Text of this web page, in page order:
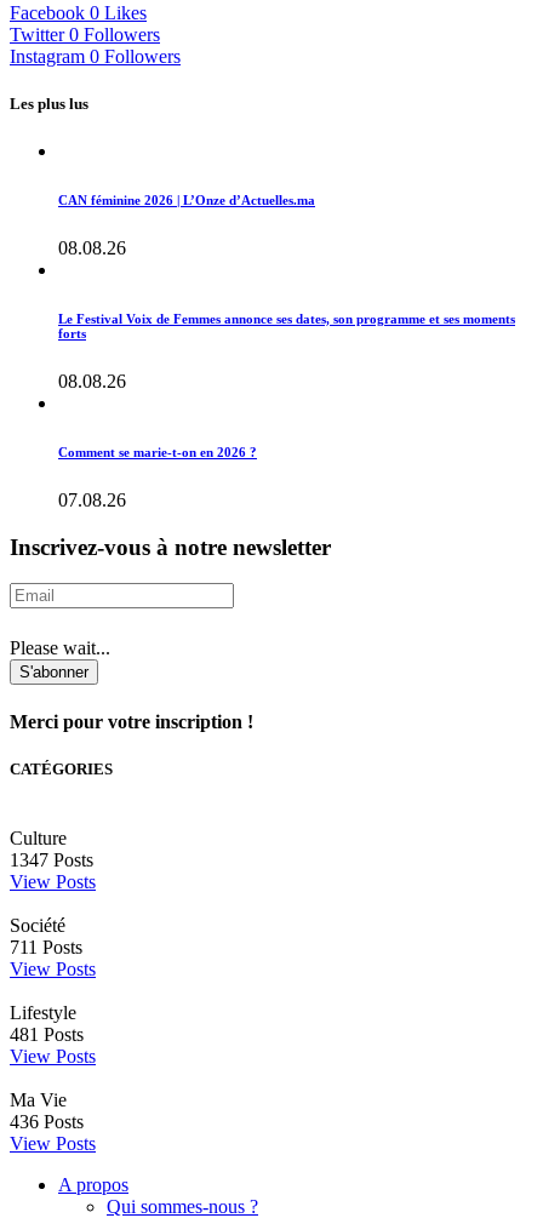
Facebook 0 Likes
Twitter 0 Followers
Instagram 0 Followers
Les plus lus
CAN féminine 2026 | L’Onze d’Actuelles.ma
08.08.26
Le Festival Voix de Femmes annonce ses dates, son programme et ses moments
forts
08.08.26
Comment se marie-t-on en 2026 ?
07.08.26
Inscrivez-vous à notre newsletter
Please wait...
S'abonner
Merci pour votre inscription !
CATÉGORIES
Culture
1347 Posts
View Posts
Société
711 Posts
View Posts
Lifestyle
481 Posts
View Posts
Ma Vie
436 Posts
View Posts
A propos
Qui sommes-nous ?